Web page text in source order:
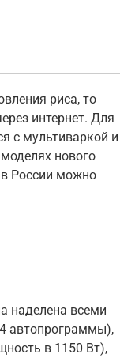
риса, то
интернет. Для
с мультиваркой и
нового
в России можно
наделена всеми
автопрограммы),
в 1150 Вт),